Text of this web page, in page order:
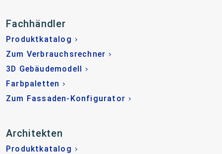
Fachhändler
Produktkatalog
Zum Verbrauchsrechner
3D Gebäudemodell
Farbpaletten
Zum Fassaden-Konfigurator
Architekten
Produktkatalog